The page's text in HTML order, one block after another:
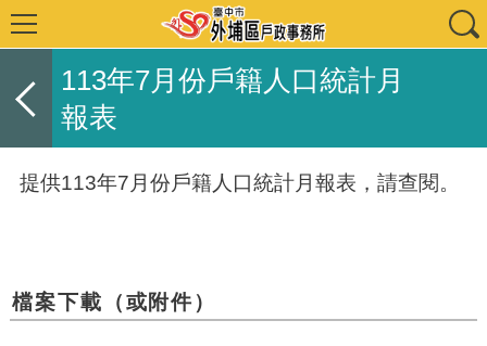
113年7月份戶籍人口統計月
報表
提供113年7月份戶籍人口統計月報表，請查閱。
檔案下載（或附件）